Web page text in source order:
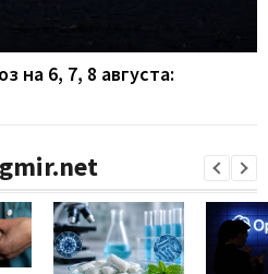
на 6, 7, 8 августа: